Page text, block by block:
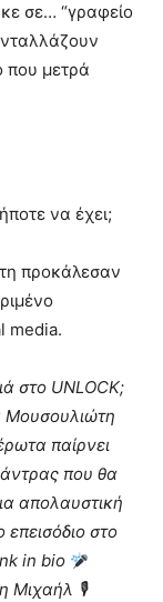
σε… “γραφείο
που μετρά
να έχει;
προκάλεσαν
media.
στο UNLOCK;
Μουσουλιώτη
παίρνει
άντρας που θα
απολαυστική
στο
in bio
Μιχαήλ 🎙